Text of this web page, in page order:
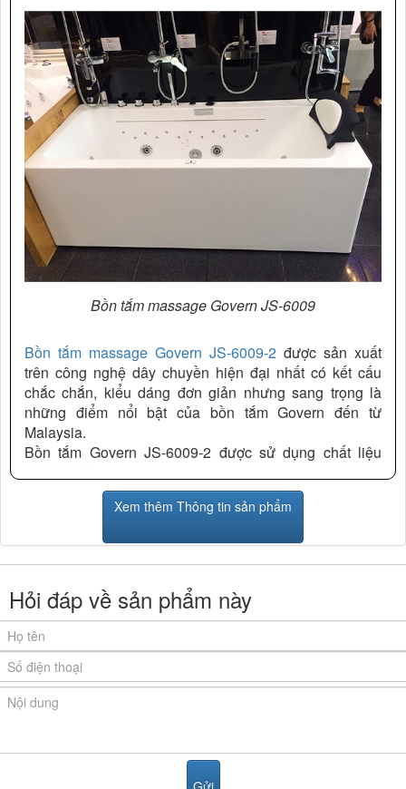
Bồn tắm massage Govern JS-6009
Bồn tắm massage Govern JS-6009-2 được sản xuất
trên công nghệ dây chuyền hiện đại nhất có kết cấu
chắc chắn, kiểu dáng đơn giản nhưng sang trọng là
những điểm nổi bật của bồn tắm Govern đến từ
Malaysia.
Bồn tắm Govern JS-6009-2 được sử dụng chất liệu
Acrylic cốt là sợi thủy tinh siêu bền, siêu cứng bề mặt
được phủ một lớp làm bóng chống bám cặn, dễ vệ sinh.
+ Khung và chân đế bồn tắm được làm bằng chất liệu
inox chắc chắn, không rỉ giúp bạn yên tâm khi sử dụng
và thuận tiện cho việc lắp đặt
+ Với thiết kế 2 thác tràn sang trọng và độ sâu phù hợp,
cộng với bề mặt nhẵn mịn chống trơn trượt bạn sẽ hoàn
toàn thoải mái và an toàn khi tận hưởng cảm giác thư
giãn trong bồn tắm.
Kích thước:1700x750x580mm
stress, xoa dịu các cơn đau, thả lỏng các thớ cơ, các
Xem thêm Thông tin sản phẩm
Hỏi đáp về sản phẩm này